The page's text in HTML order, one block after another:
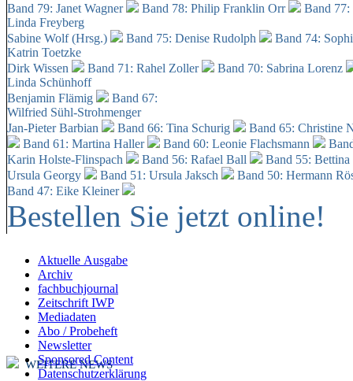
Band 79: Janet Wagner Band 78: Philip Franklin Orr
Band
Linda Freyberg
Sabine Wolf (Hrsg.)
Band 75: Denise Rudolph
Band 74:
Katrin Toetzke
Dirk Wissen
Band 71: Rahel Zoller
Band 70: Sabrina Lorenz
Linda Schünhoff
Benjamin Flämig
Band 67:
Wilfried Sühl-Strohmenger
Jan-Pieter Barbian
Band 66: Tina Schurig
Band 65: Christine
Band 61: Martina Haller
Band 60: Leonie Flachsmann
Karin Holste-Flinspach
Band 56: Rafael Ball
Band 55:
Ursula Georgy
Band 51: Ursula Jaksch Band 50: Hermann
Band 47: Eike Kleiner
Bestellen Sie jetzt online!
Aktuelle Ausgabe
Archiv
fachbuchjournal
Zeitschrift IWP
Mediadaten
Abo / Probeheft
Newsletter
Sponsored Content
Datenschutzerklärung
WEITERE NEWS